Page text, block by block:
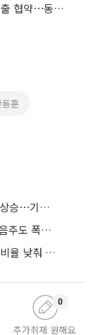
서울우유, 캄보디아 유통기업 ‘푸루소’와 수출 협약⋯동남아 시장 키운다
훈
탄소 감축 없으면 여름 온열지수 33도까지 상승⋯기상청, 2100년 미래전망
기약 없는 '극한더위' 당분간 계속된다⋯다음주도 폭염·열대야 지속
김용범 만난 오세훈 "준공업지역 산업시설 비율 낮춰 공급 늘려야"
추가취재 원해요
0